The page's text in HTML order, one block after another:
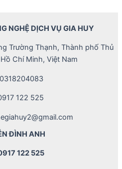
NGHỆ DỊCH VỤ GIA HUY
Trường Thạnh, Thành phố Thủ
Chí Minh, Việt Nam
122 525
ĐÌNH ANH
122 525